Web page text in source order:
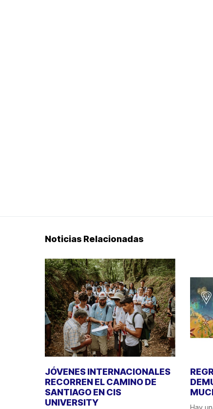
Noticias Relacionadas
JÓVENES INTERNACIONALES
RECORREN EL CAMINO DE
SANTIAGO EN CIS
UNIVERSITY
Hay